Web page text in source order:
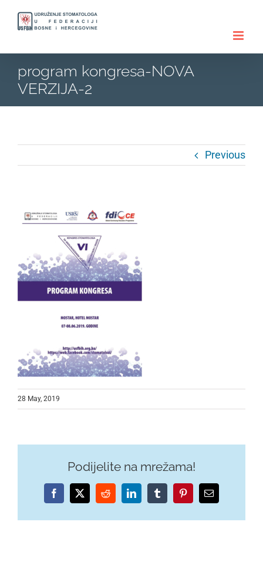
program kongresa-NOVA
VERZIJA-2
Previous
28 May, 2019
Podijelite na mrežama!
Facebook
X RedditLinkedInTumblrPinterestEmail